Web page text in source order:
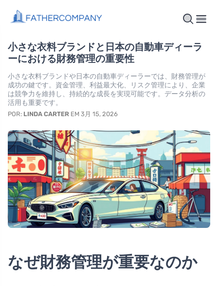
小さな衣料ブランドと日本の自動車ディーラ
ーにおける財務管理の重要性
小さな衣料ブランドや日本の自動車ディーラーでは、財務管理が
成功の鍵です。資金管理、利益最大化、リスク管理により、企業
は競争力を維持し、持続的な成長を実現可能です。データ分析の
活用も重要です。
POR: LINDA CARTER EM 3月 15, 2026
なぜ財務管理が重要なのか